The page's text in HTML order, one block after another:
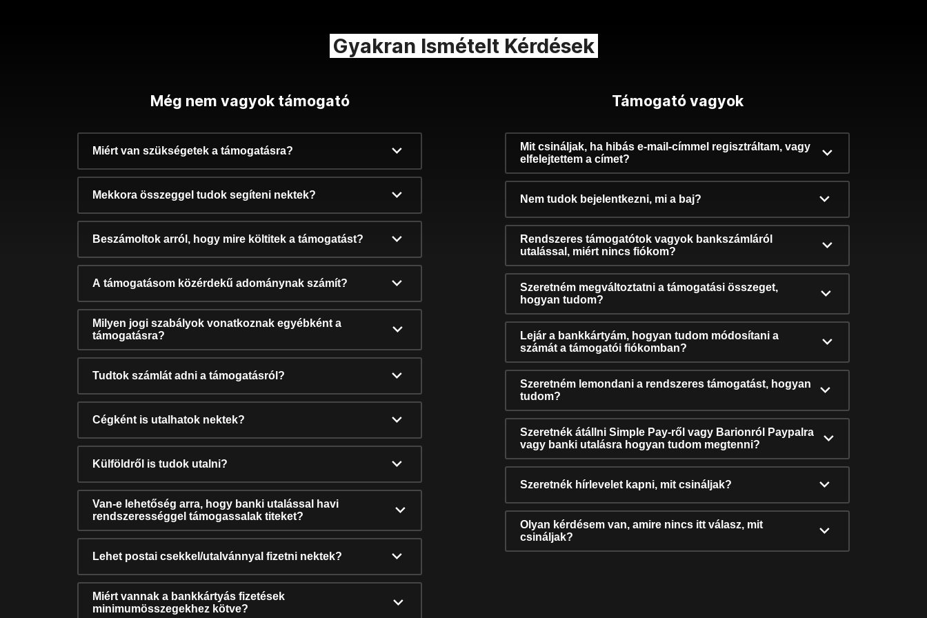
Gyakran Ismételt Kérdések
Még nem vagyok támogató
Miért van szükségetek a támogatásra?
Mekkora összeggel tudok segíteni nektek?
Beszámoltok arról, hogy mire költitek a támogatást?
A támogatásom közérdekű adománynak számít?
Milyen jogi szabályok vonatkoznak egyébként a
támogatásra?
Tudtok számlát adni a támogatásról?
Cégként is utalhatok nektek?
Külföldről is tudok utalni?
Van-e lehetőség arra, hogy banki utalással havi
rendszerességgel támogassalak titeket?
Lehet postai csekkel/utalvánnyal fizetni nektek?
Miért vannak a bankkártyás fizetések
minimumösszegekhez kötve?
Támogató vagyok
Mit csináljak, ha hibás e-mail-címmel regisztráltam, vagy
elfelejtettem a címet?
Nem tudok bejelentkezni, mi a baj?
Rendszeres támogatótok vagyok bankszámláról
utalással, miért nincs fiókom?
Szeretném megváltoztatni a támogatási összeget,
hogyan tudom?
Lejár a bankkártyám, hogyan tudom módosítani a
számát a támogatói fiókomban?
Szeretném lemondani a rendszeres támogatást, hogyan
tudom?
Szeretnék átállni Simple Pay-ről vagy Barionról Paypalra
vagy banki utalásra hogyan tudom megtenni?
Szeretnék hírlevelet kapni, mit csináljak?
Olyan kérdésem van, amire nincs itt válasz, mit
csináljak?